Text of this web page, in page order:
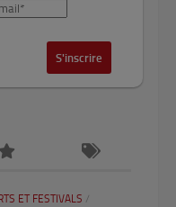
ET FESTIVALS /